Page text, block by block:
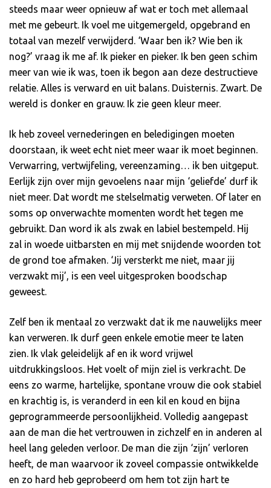
steeds maar weer opnieuw af wat er toch met allemaal
met me gebeurt. Ik voel me uitgemergeld, opgebrand en
totaal van mezelf verwijderd. ‘Waar ben ik? Wie ben ik
nog?’ vraag ik me af. Ik pieker en pieker. Ik ben geen schim
meer van wie ik was, toen ik begon aan deze destructieve
relatie. Alles is verward en uit balans. Duisternis. Zwart. De
wereld is donker en grauw. Ik zie geen kleur meer.
Ik heb zoveel vernederingen en beledigingen moeten
doorstaan, ik weet echt niet meer waar ik moet beginnen.
Verwarring, vertwijfeling, vereenzaming… ik ben uitgeput.
Eerlijk zijn over mijn gevoelens naar mijn ‘geliefde’ durf ik
niet meer. Dat wordt me stelselmatig verweten. Of later en
soms op onverwachte momenten wordt het tegen me
gebruikt. Dan word ik als zwak en labiel bestempeld. Hij
zal in woede uitbarsten en mij met snijdende woorden tot
de grond toe afmaken. ‘Jij versterkt me niet, maar jij
verzwakt mij’, is een veel uitgesproken boodschap
geweest.
Zelf ben ik mentaal zo verzwakt dat ik me nauwelijks meer
kan verweren. Ik durf geen enkele emotie meer te laten
zien. Ik vlak geleidelijk af en ik word vrijwel
uitdrukkingsloos. Het voelt of mijn ziel is verkracht. De
eens zo warme, hartelijke, spontane vrouw die ook stabiel
en krachtig is, is veranderd in een kil en koud en bijna
geprogrammeerde persoonlijkheid. Volledig aangepast
aan de man die het vertrouwen in zichzelf en in anderen al
heel lang geleden verloor. De man die zijn ‘zijn’ verloren
heeft, de man waarvoor ik zoveel compassie ontwikkelde
en zo hard heb geprobeerd om hem tot zijn hart te